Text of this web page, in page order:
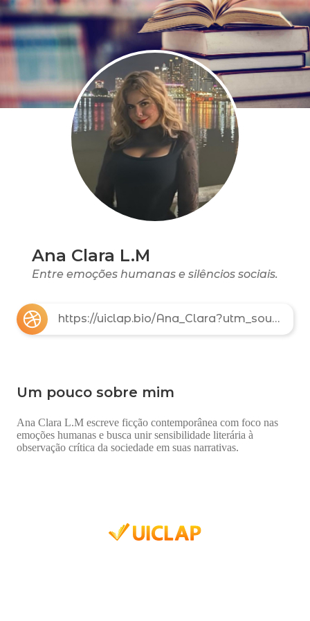
Ana Clara L.M
Entre emoções humanas e silêncios sociais.
https://uiclap.bio/Ana_Clara?utm_source=portal&utm_medium=qrcode&utm_campaign=qrcode
Um pouco sobre mim
Ana Clara L.M escreve ficção contemporânea com foco nas
emoções humanas e busca unir sensibilidade literária à
observação crítica da sociedade em suas narrativas.